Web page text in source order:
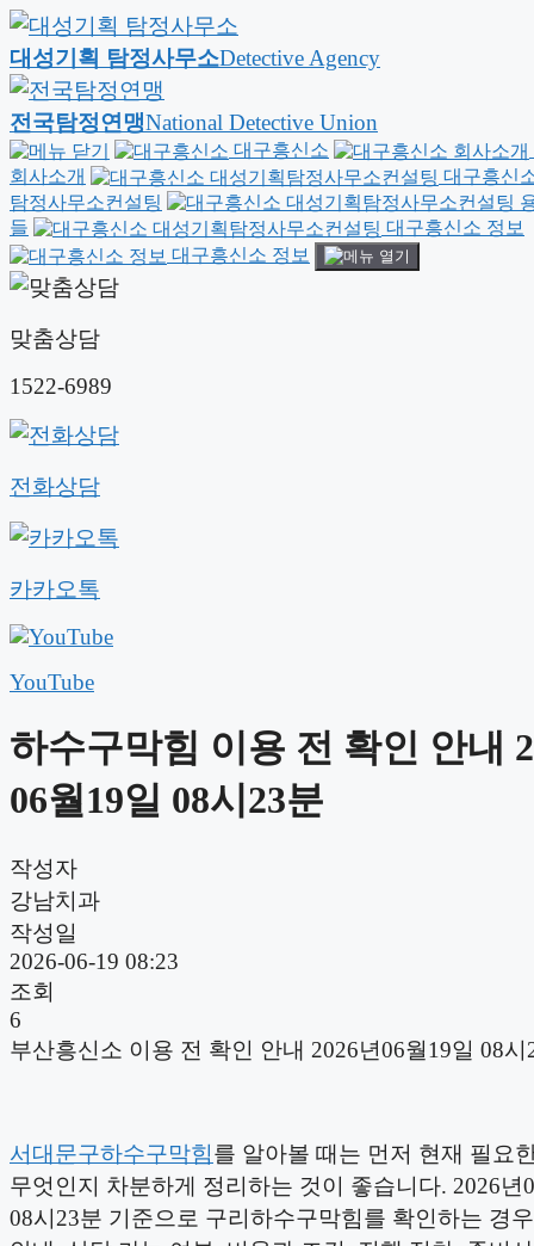
대성기획 탐정사무소Detective Agency
전국탐정연맹National Detective Union
대구흥신소
회사소개
대구흥신
탐정사무소컨설팅
들
대구흥신소 정보
대구흥신소 정보
맞춤상담
1522-6989
전화상담
카카오톡
YouTube
하수구막힘 이용 전 확인 안내
06월19일 08시23분
작성자
강남치과
작성일
2026-06-19 08:23
조회
6
부산흥신소 이용 전 확인 안내 2026년06월19일 08시
서대문구하수구막힘를 알아볼 때는 먼저 현재 필요
무엇인지 차분하게 정리하는 것이 좋습니다. 2026년
08시23분 기준으로 구리하수구막힘를 확인하는 경